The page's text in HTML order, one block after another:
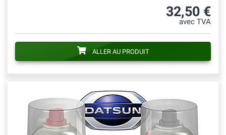
32,50 €
avec TVA
ALLER AU PRODUIT